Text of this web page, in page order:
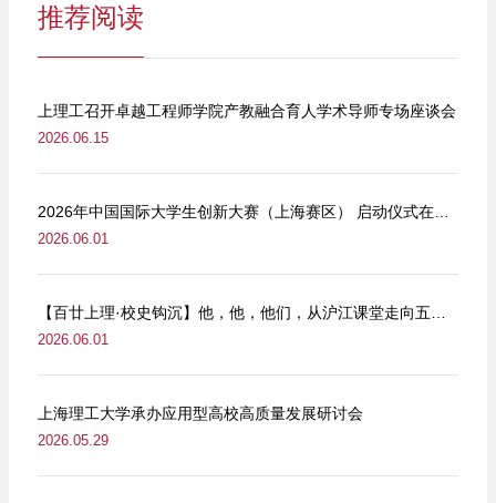
推荐阅读
上理工召开卓越工程师学院产教融合育人学术导师专场座谈会
2026.06.15
2026.06.01
2026.06.01
上海理工大学承办应用型高校高质量发展研讨会
2026.05.29